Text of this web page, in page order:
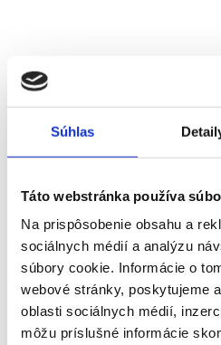
Súhlas
Táto webstránka používa
Na prispôsobenie obsahu a
sociálnych médií a analýzu
súbory cookie. Informácie o
webové stránky, poskytujeme
oblasti sociálnych médií,
môžu príslušné informácie